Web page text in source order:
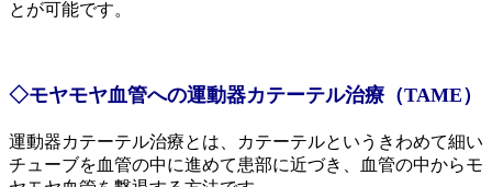
とが可能です。
◇モヤモヤ血管への運動器カテーテル治療（TAME）
運動器カテーテル治療とは、カテーテルというきわめて細い
チューブを血管の中に進めて患部に近づき、血管の中からモ